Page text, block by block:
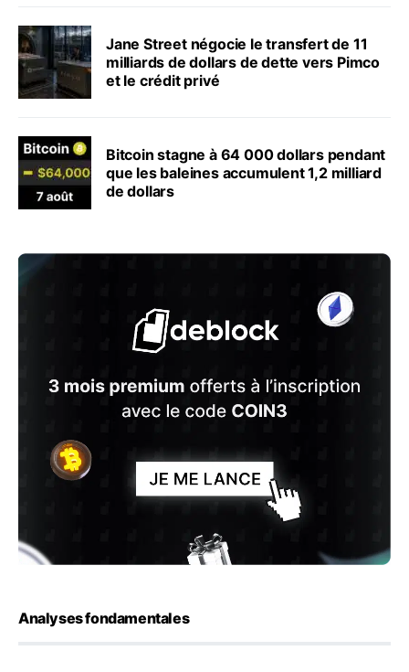
Jane Street négocie le transfert de 11
milliards de dollars de dette vers Pimco
et le crédit privé
Bitcoin stagne à 64 000 dollars pendant
que les baleines accumulent 1,2 milliard
de dollars
Analyses fondamentales